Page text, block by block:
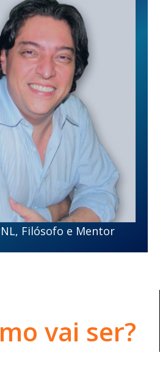
Filósofo e Mentor
vai ser?